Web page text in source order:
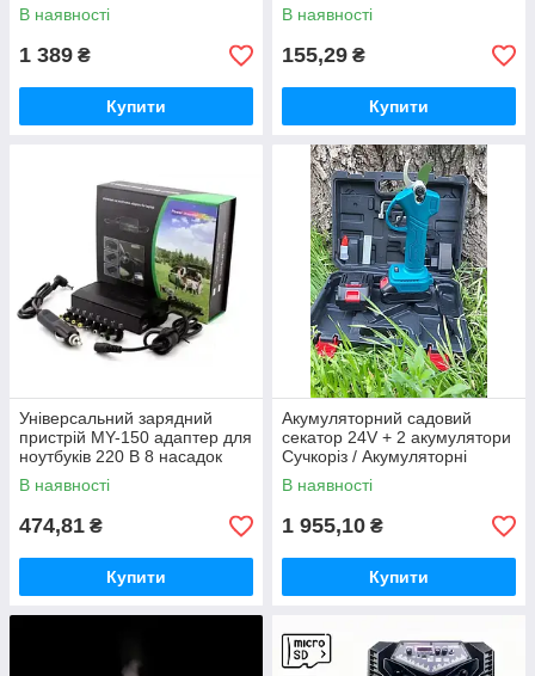
В наявності
1 389 ₴
Купити
В наявності
155,29 ₴
Купити
Універсальний зарядний
пристрій MY-150 адаптер для
ноутбуків 220 В 8 насадок
В наявності
474,81 ₴
Купити
Акумуляторний садовий
секатор 24V + 2 акумулятори
Сучкоріз / Акумуляторні
садові ножиці Crafting tools
В наявності
1 955,10 ₴
Купити